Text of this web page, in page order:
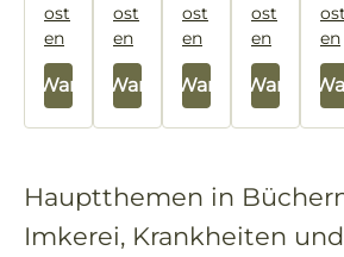
ost
en
Warenkorb
ost
en
In den Warenkorb
ost
en
In den Warenkorb
ost
en
In den
ost
en
In den In
Hauptthemen in
Imkerei, Krankheiten und